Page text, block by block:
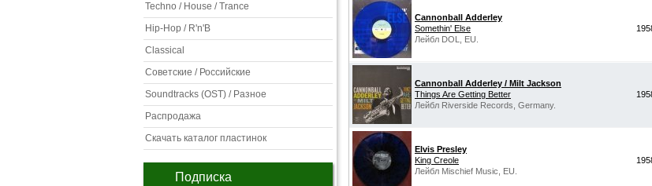
Techno / House / Trance
Hip-Hop / R'n'B
Classical
Советские / Российские
Soundtracks (OST) / Разное
Распродажа
Скачать каталог пластинок
Подписка
Cannonball Adderley
Somethin' Else
Лейбл DOL, EU.
Cannonball Adderley / Milt Jackson
Things Are Getting Better
Лейбл Riverside Records, Germany.
Elvis Presley
King Creole
Лейбл Mischief Music, EU.